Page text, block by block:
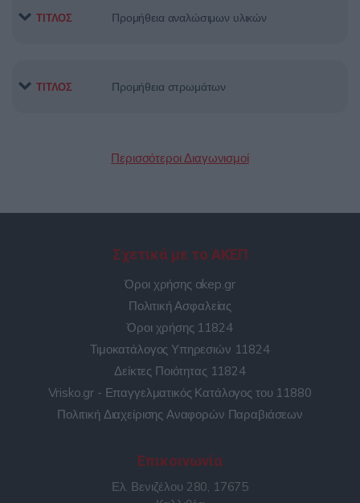
ΤΙΤΛΟΣ Προμήθεια αναλώσιμων υλικών
ΤΙΤΛΟΣ Προμήθεια στρωμάτων
Περισσότεροι Διαγωνισμοί
Σχετικά με το ΑΚΕΠ
Όροι χρήσης akep.gr
Πολιτική Ασφαλείας
Όροι χρήσης 11824
Τιμοκατάλογος Υπηρεσιών 11824
Δείκτες Ποιότητας 11824
Vrisko.gr - Επαγγελματικός Κατάλογος του 11880
Πολιτική Διαχείρισης Αναφορών Παραβιάσεων
Επικοινωνία
Ελ. Βενιζέλου 280, 17675